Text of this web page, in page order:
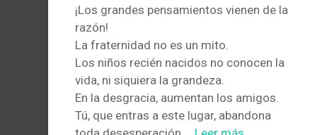
¡Los grandes pensamientos vienen de la
razón!
La fraternidad no es un mito.
Los niños recién nacidos no conocen la
vida, ni siquiera la grandeza.
En la desgracia, aumentan los amigos.
Tú, que entras a este lugar, abandona